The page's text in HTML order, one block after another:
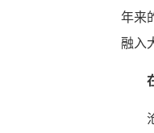
年来
融入
沧